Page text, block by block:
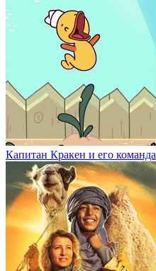
Капитан Кракен и его команда